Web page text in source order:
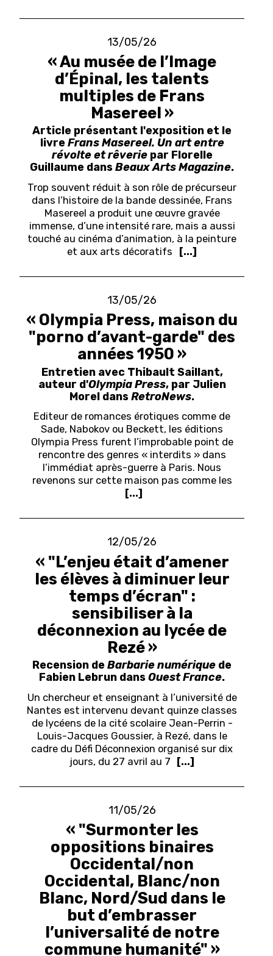
13/05/26
« Au musée de l’Image
d’Épinal, les talents
multiples de Frans
Masereel »
Article présentant l'exposition et le
livreFrans Masereel. Un art entre
révolte et rêveriepar Florelle
Guillaume dans Beaux Arts Magazine.
Trop souvent réduit à son rôle de précurseur
dans l’histoire de la bande dessinée, Frans
Masereel a produit une œuvre gravée
immense, d’une intensité rare, mais a aussi
touché au cinéma d’animation, à la peinture
et aux arts décoratifs
[...]
13/05/26
« Olympia Press, maison du
"porno d’avant-garde" des
années 1950 »
Entretien avec Thibault Saillant,
auteur d'Olympia Press, par Julien
Morel dans RetroNews.
Editeur de romances érotiques comme de
Sade, Nabokov ou Beckett, les éditions
Olympia Press furent l’improbable point de
rencontre des genres « interdits » dans
l’immédiat après-guerre à Paris. Nous
revenons sur cette maison pas comme les
[...]
12/05/26
« "L’enjeu était d’amener
les élèves à diminuer leur
temps d’écran" :
sensibiliser à la
déconnexion au lycée de
Rezé »
Recension deBarbarie numérique de
Fabien Lebrun dans Ouest France.
Un chercheur et enseignant à l’université de
Nantes est intervenu devant quinze classes
de lycéens de la cité scolaire Jean-Perrin -
Louis-Jacques Goussier, à Rezé, dans le
cadre du Défi Déconnexion organisé sur dix
jours, du 27 avril au 7 [...]
11/05/26
« "Surmonter les
oppositions binaires
Occidental/non
Occidental, Blanc/non
Blanc, Nord/Sud dans le
but d’embrasser
l’universalité de notre
commune humanité" »